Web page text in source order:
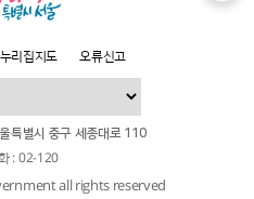
누리집지도 오류신고
특별시 중구 세종대로 110
: 02-120
all rights reserved